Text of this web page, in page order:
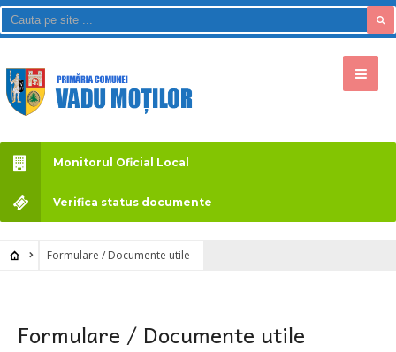
Monitorul Oficial Local
Verifica status documente
Formulare / Documente utile
Formulare / Documente utile